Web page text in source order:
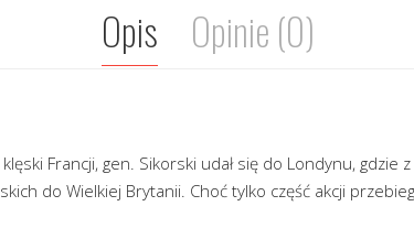
Opis Opinie (0)
Francji, gen. Sikorski udał się do Londynu, gdzie
do Wielkiej Brytanii. Choć tylko część akcji